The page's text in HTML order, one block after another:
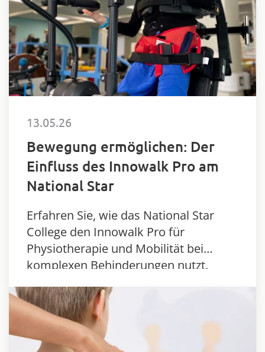
13.05.26
Bewegung ermöglichen: Der
Einfluss des Innowalk Pro am
National Star
Erfahren Sie, wie das National Star
College den Innowalk Pro für
Physiotherapie und Mobilität bei
komplexen Behinderungen nutzt.